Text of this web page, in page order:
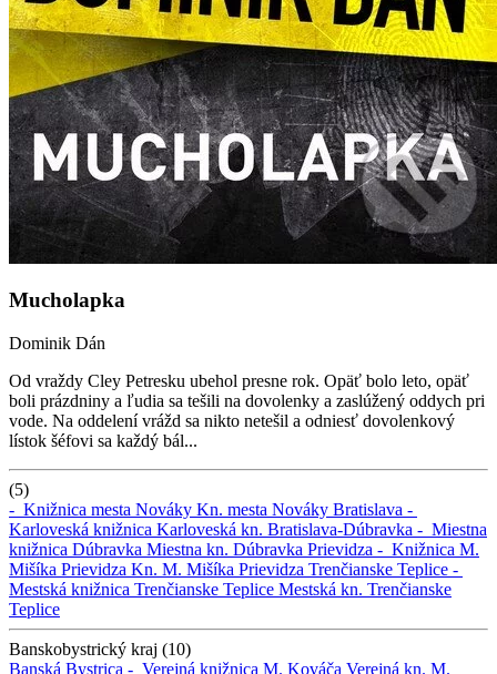
Mucholapka
Dominik Dán
Od vraždy Cley Petresku ubehol presne rok. Opäť bolo leto, opäť
boli prázdniny a ľudia sa tešili na dovolenky a zaslúžený oddych pri
vode. Na oddelení vrážd sa nikto netešil a odniesť dovolenkový
lístok šéfovi sa každý bál...
(5)
- Knižnica mesta Nováky Kn. mesta Nováky Bratislava -
Karloveská knižnica Karloveská kn. Bratislava-Dúbravka - Miestna
knižnica Dúbravka Miestna kn. Dúbravka Prievidza - Knižnica M.
Mišíka Prievidza Kn. M. Mišíka Prievidza Trenčianske Teplice -
Mestská knižnica Trenčianske Teplice Mestská kn. Trenčianske
Teplice
Banskobystrický kraj (10)
Banská Bystrica - Verejná knižnica M. Kováča Verejná kn. M.